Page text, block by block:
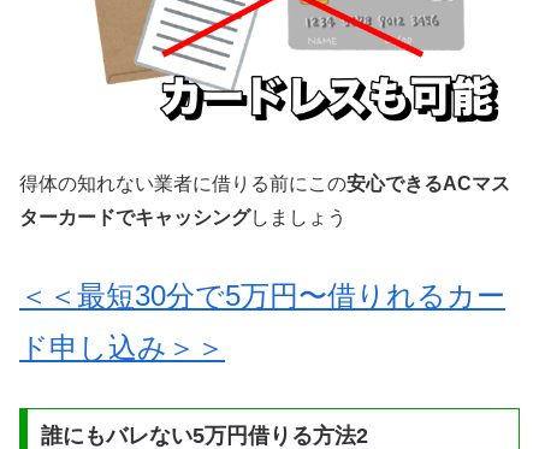
得体の知れない業者に借りる前にこの安心できるACマス
ターカードでキャッシングしましょう
＜＜最短30分で5万円〜借りれるカー
ド申し込み＞＞
誰にもバレない5万円借りる方法2